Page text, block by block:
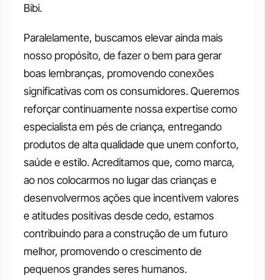
Bibi.
Paralelamente, buscamos elevar ainda mais
nosso propósito, de fazer o bem para gerar
boas lembranças, promovendo conexões
significativas com os consumidores. Queremos
reforçar continuamente nossa expertise como
especialista em pés de criança, entregando
produtos de alta qualidade que unem conforto,
saúde e estilo. Acreditamos que, como marca,
ao nos colocarmos no lugar das crianças e
desenvolvermos ações que incentivem valores
e atitudes positivas desde cedo, estamos
contribuindo para a construção de um futuro
melhor, promovendo o crescimento de
pequenos grandes seres humanos.